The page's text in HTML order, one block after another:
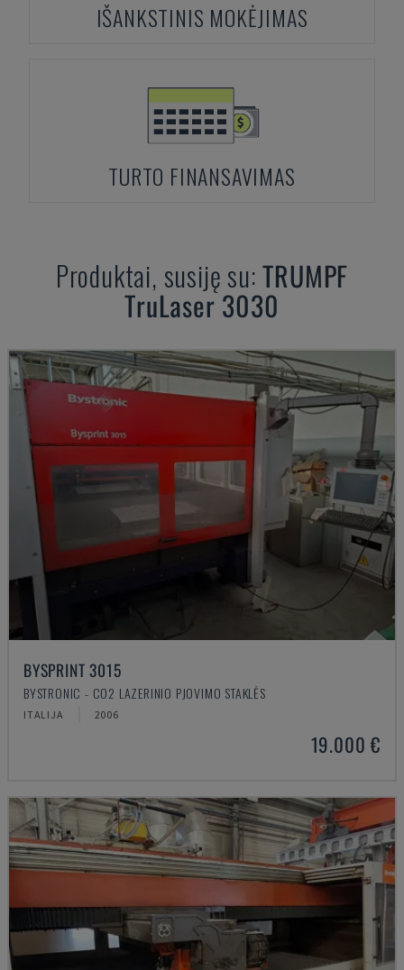
IŠANKSTINIS MOKĖJIMAS
TURTO FINANSAVIMAS
Produktai, susiję su:TRUMPF
TruLaser 3030
BYSPRINT 3015
BYSTRONIC - CO2 LAZERINIO PJOVIMO STAKLĖS
ITALIJA 2006
19.000 €